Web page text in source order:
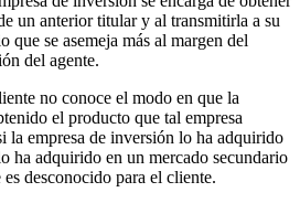
un anterior titular y al transmitirla a su
que se asemeja más al margen del
del agente.
no conoce el modo en que la
el producto que tal empresa
la empresa de inversión lo ha adquirido
ha adquirido en un mercado secundario
desconocido para el cliente.